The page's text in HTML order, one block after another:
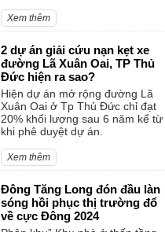
Xem thêm
2 dự án giải cứu nạn kẹt xe
đường Lã Xuân Oai, TP Thủ
Đức hiện ra sao?
Hiện dự án mở rộng đường Lã
Xuân Oai ở Tp Thủ Đức chỉ đạt
20% khối lượng sau 6 năm kể từ
khi phê duyệt dự án.
Xem thêm
Đông Tăng Long đón đầu làn
sóng hồi phục thị trường đổ
về cực Đông 2024